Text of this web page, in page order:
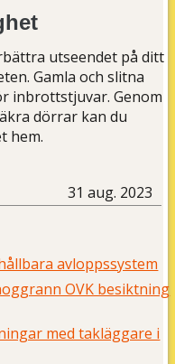
utseendet på ditt
Gamla och slitna
inbrottstjuvar. Genom
dörrar kan du
hem.
31 aug. 2023
avloppssystem
OVK besiktning
med takläggare i